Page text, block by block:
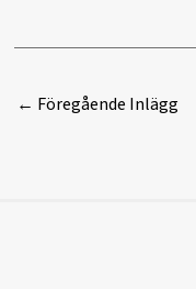
← Föregående Inlägg